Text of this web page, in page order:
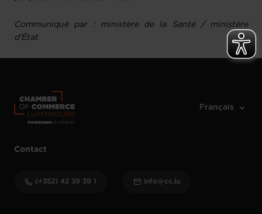
Communiqué par : ministère de la Santé / ministère
d'État
Contact
(+352) 42 39 39 1 info@cc.lu